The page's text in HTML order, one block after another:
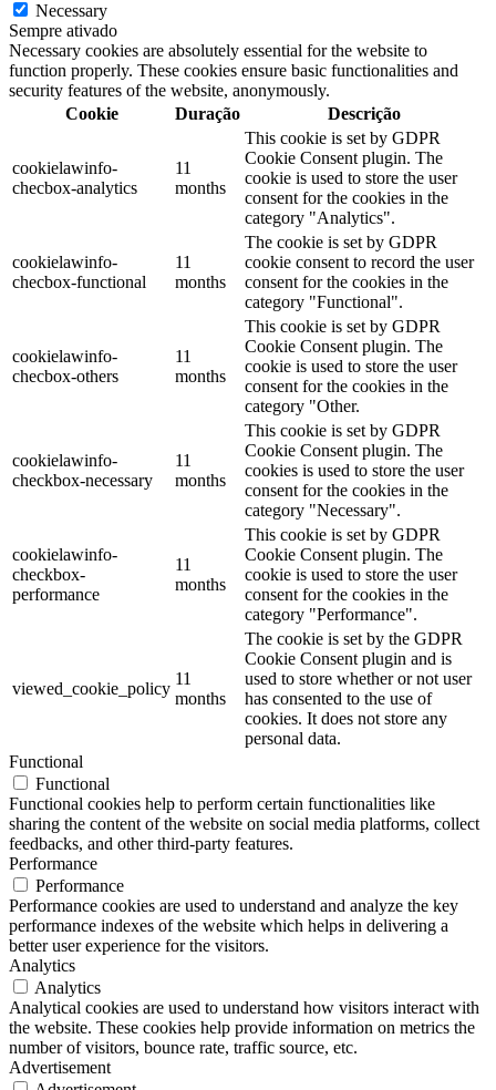
Necessary
Sempre ativado
Necessary cookies are absolutely essential for the website to
function properly. These cookies ensure basic functionalities and
security features of the website, anonymously.
Cookie
Duração Descrição
cookielawinfo-
checbox-analytics
11
months
This cookie is set by GDPR
Cookie Consent plugin. The
cookie is used to store the user
consent for the cookies in the
category "Analytics".
cookielawinfo-
checbox-functional
11
months
The cookie is set by GDPR
cookie consent to record the user
consent for the cookies in the
category "Functional".
cookielawinfo-
checbox-others
11
months
This cookie is set by GDPR
Cookie Consent plugin. The
cookie is used to store the user
consent for the cookies in the
category "Other.
cookielawinfo-
checkbox-necessary
11
months
This cookie is set by GDPR
Cookie Consent plugin. The
cookies is used to store the user
consent for the cookies in the
category "Necessary".
cookielawinfo-
checkbox-
performance
11
months
This cookie is set by GDPR
Cookie Consent plugin. The
cookie is used to store the user
consent for the cookies in the
category "Performance".
viewed_cookie_policy
11
months
The cookie is set by the GDPR
Cookie Consent plugin and is
used to store whether or not user
has consented to the use of
cookies. It does not store any
personal data.
Functional
Functional
Functional cookies help to perform certain functionalities like
sharing the content of the website on social media platforms, collect
feedbacks, and other third-party features.
Performance
Performance
Performance cookies are used to understand and analyze the key
performance indexes of the website which helps in delivering a
better user experience for the visitors.
Analytics
Analytics
Analytical cookies are used to understand how visitors interact with
the website. These cookies help provide information on metrics the
number of visitors, bounce rate, traffic source, etc.
Advertisement